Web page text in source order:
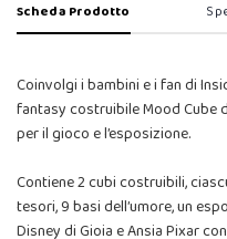
Scheda Prodotto
Coinvolgi i bambini e i fan di
fantasy costruibile Mood Cube
per il gioco e l’esposizione.
Contiene 2 cubi costruibili,
tesori, 9 basi dell’umore, un
Disney di Gioia e Ansia Pixar